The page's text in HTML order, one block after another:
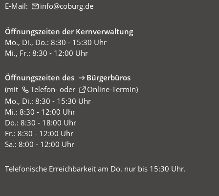
E-Mail:
info coburg de
Öffnungszeiten der Kernverwaltung
Mo., Di., Do.: 8:30 - 15:30 Uhr
Mi., Fr.: 8:30 - 12:00 Uhr
Öffnungszeiten des
Bürgerbüros
(mit
Telefon-oder Online-Termin
(Öffnet
in
einem
neuen
Tab)
)
Mo., Di.: 8:30 - 15:30 Uhr
Mi.: 8:30 - 12:00 Uhr
Do.: 8:30 - 18:00 Uhr
Fr.: 8:30 - 12:00 Uhr
Sa.: 8:00 - 12:00 Uhr
Telefonische Erreichbarkeit am Do. nur bis 15:30 Uhr.